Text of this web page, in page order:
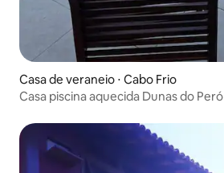
Casa de veraneio ⋅ Cabo Frio
Casa piscina aquecida Dunas do Peró